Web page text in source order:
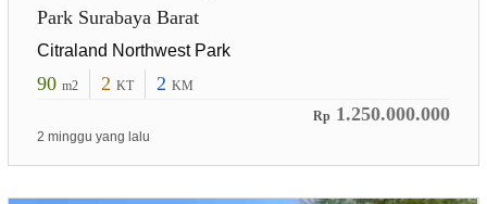
Park Surabaya Barat
Citraland Northwest Park
90 m2 2 KT 2 KM
Rp 1.250.000.000
2 minggu yang lalu